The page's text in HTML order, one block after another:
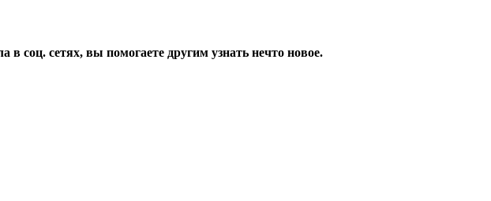
соц. сетях, вы помогаете другим узнать нечто новое.